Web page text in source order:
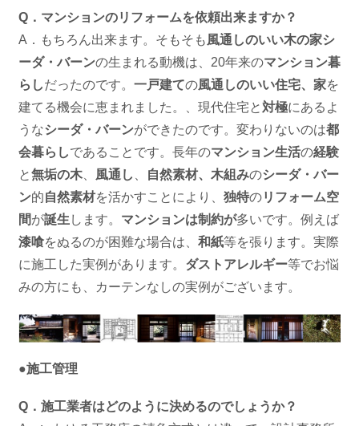
Q．マンションのリフォームを依頼出来ますか？
A．もちろん出来ます。そもそも風通しのいい木の家シ
ーダ・バーンの生まれる動機は、20年来のマンション暮
らしだったのです。 一戸建ての風通しのいい住宅、家を
建てる機会に恵まれました。、現代住宅と対極にあるよ
うなシーダ・バーンができたのです。変わりないのは都
会暮らしであることです。長年のマンション生活の経験
と無垢の木、 風通し 、 自然素材、木組みのシーダ・バー
ン的自然素材を活かすことにより、 独特のリフォーム空
間が誕生します。 マンションは制約が多いです。例えば
漆喰をぬるのが困難な場合は、 和紙等を張ります。実際
に施工した実例があります。 ダストアレルギー等でお悩
みの方にも、カーテンなしの実例がございます。
●施工管理
Q．施工業者はどのように決めるのでしょうか？